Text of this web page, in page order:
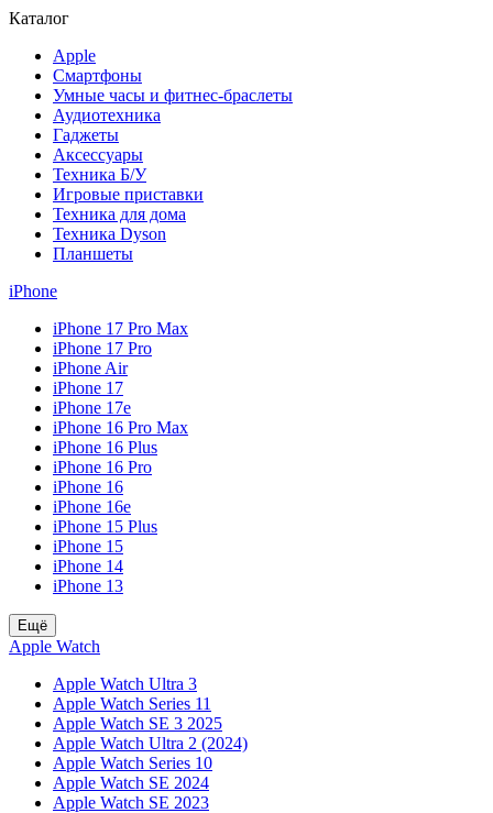
Каталог
Apple
Смартфоны
Умные часы и фитнес-браслеты
Аудиотехника
Гаджеты
Аксессуары
Техника Б/У
Игровые приставки
Техника для дома
Техника Dyson
Планшеты
iPhone
iPhone 17 Pro Max
iPhone 17 Pro
iPhone Air
iPhone 17
iPhone 17e
iPhone 16 Pro Max
iPhone 16 Plus
iPhone 16 Pro
iPhone 16
iPhone 16e
iPhone 15 Plus
iPhone 15
iPhone 14
iPhone 13
Ещё
Apple Watch
Apple Watch Ultra 3
Apple Watch Series 11
Apple Watch SE 3 2025
Apple Watch Ultra 2 (2024)
Apple Watch Series 10
Apple Watch SE 2024
Apple Watch SE 2023